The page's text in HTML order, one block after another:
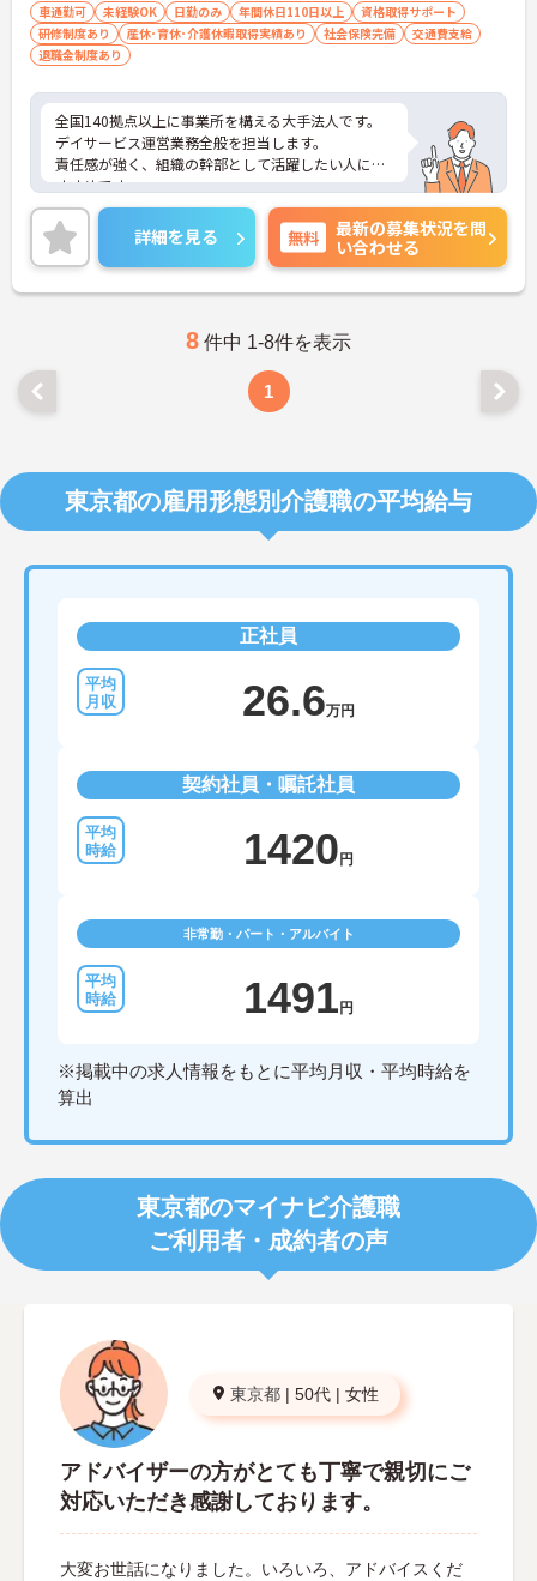
車通勤可 未経験OK 日勤のみ 年間休日110日以上
資格取得サポート
研修制度あり
産休･育休･介護休暇取得実績あり 社会保険完備
交通費支給
退職金制度あり
全国140拠点以上に事業所を構える大手法人です。
デイサービス運営業務全般を担当します。
責任感が強く、組織の幹部として活躍したい人にお
すすめです。
ご興味のある方は是非お気軽にお問い合わせくださ
い。
詳細を見る 無料
最新の募集状況を問
い合わせる
8 件中 1-8件を表示
1
東京都の雇用形態別介護職の平均給与
正社員
26.6万円
契約社員・嘱託社員
1420 円
非常勤・パート・アルバイト
1491 円
※掲載中の求人情報をもとに平均月収・平均時給を
算出
東京都のマイナビ介護職
ご利用者・成約者の声
東京都 | 50代 | 女性
アドバイザーの方がとても丁寧で親切にご
対応いただき感謝しております。
大変お世話になりました。いろいろ、アドバイスくだ